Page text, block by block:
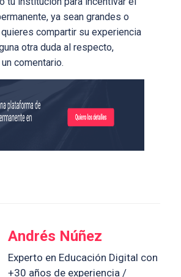
ya sean grandes o
compartir su experiencia
otra duda al respecto,
comentario.
Andrés Núñez
Experto en Educación Digital con
+30 años de experiencia /